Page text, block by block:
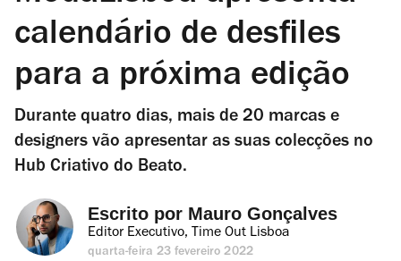
calendário de desfiles
para a próxima edição
Durante quatro dias, mais de 20 marcas e
designers vão apresentar as suas colecções no
Hub Criativo do Beato.
Escrito por Mauro Gonçalves
Editor Executivo, Time Out Lisboa
quarta-feira 23 fevereiro 2022